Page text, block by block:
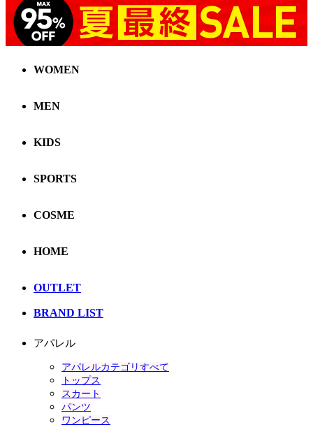
WOMEN
MEN
KIDS
SPORTS
COSME
HOME
OUTLET
BRAND LIST
アパレル
アパレルカテゴリすべて
トップス
スカート
パンツ
ワンピース